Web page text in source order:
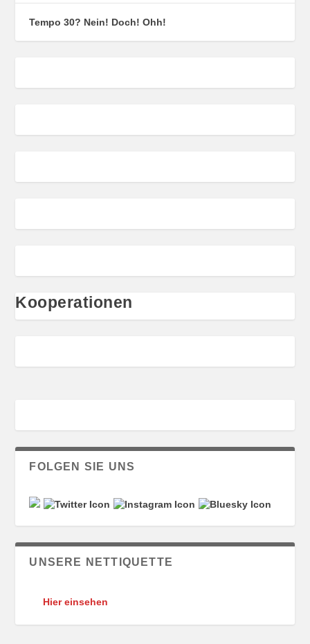
Tempo 30? Nein! Doch! Ohh!
Kooperationen
FOLGEN SIE UNS
UNSERE NETTIQUETTE
Hier einsehen